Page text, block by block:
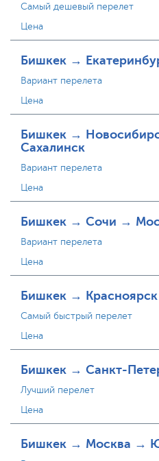
Самый дешевый перелет
Цена
Бишкек →
Вариант перелета
Цена
Бишкек →
Сахалинск
Вариант перелета
Цена
Бишкек → Сочи →
Вариант перелета
Цена
Бишкек →
Самый быстрый перелет
Цена
Бишкек → Санкт-
Лучший перелет
Цена
Бишкек → Москва →